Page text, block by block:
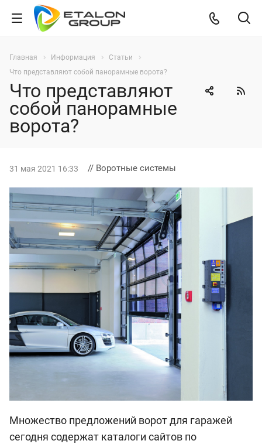
Главная Информация
Статьи
Что представляют собой панорамные ворота?
Что представляют
собой панорамные
ворота?
31 мая 2021 16:33 // Воротные системы
Множество предложений ворот для гаражей
сегодня содержат каталоги сайтов по